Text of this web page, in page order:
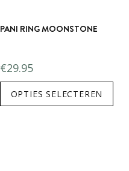
PANI RING MOONSTONE
€29.95
OPTIES SELECTEREN